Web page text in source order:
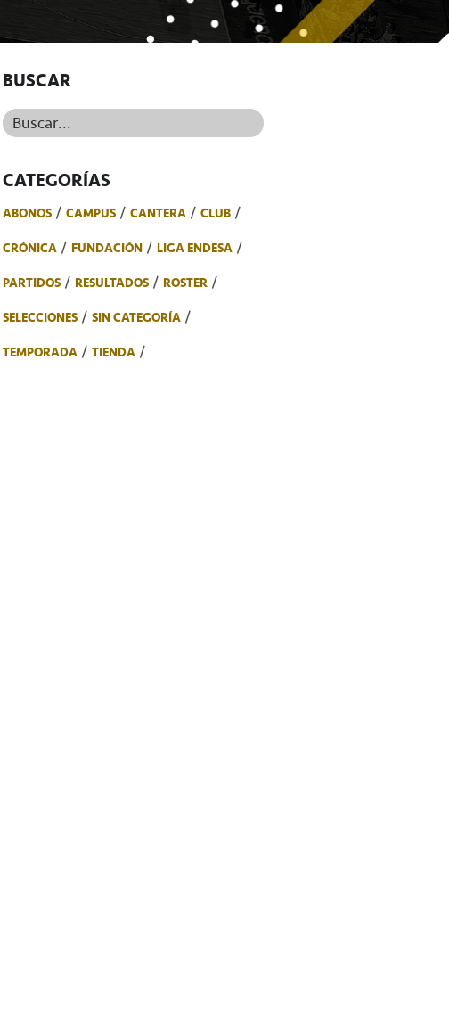
BUSCAR
Buscar...
CATEGORÍAS
ABONOS CAMPUS CANTERA
CLUB
CRÓNICA
FUNDACIÓN
LIGA ENDESA
PARTIDOS
RESULTADOS
ROSTER
SELECCIONES
SIN CATEGORÍA
TEMPORADA
TIENDA